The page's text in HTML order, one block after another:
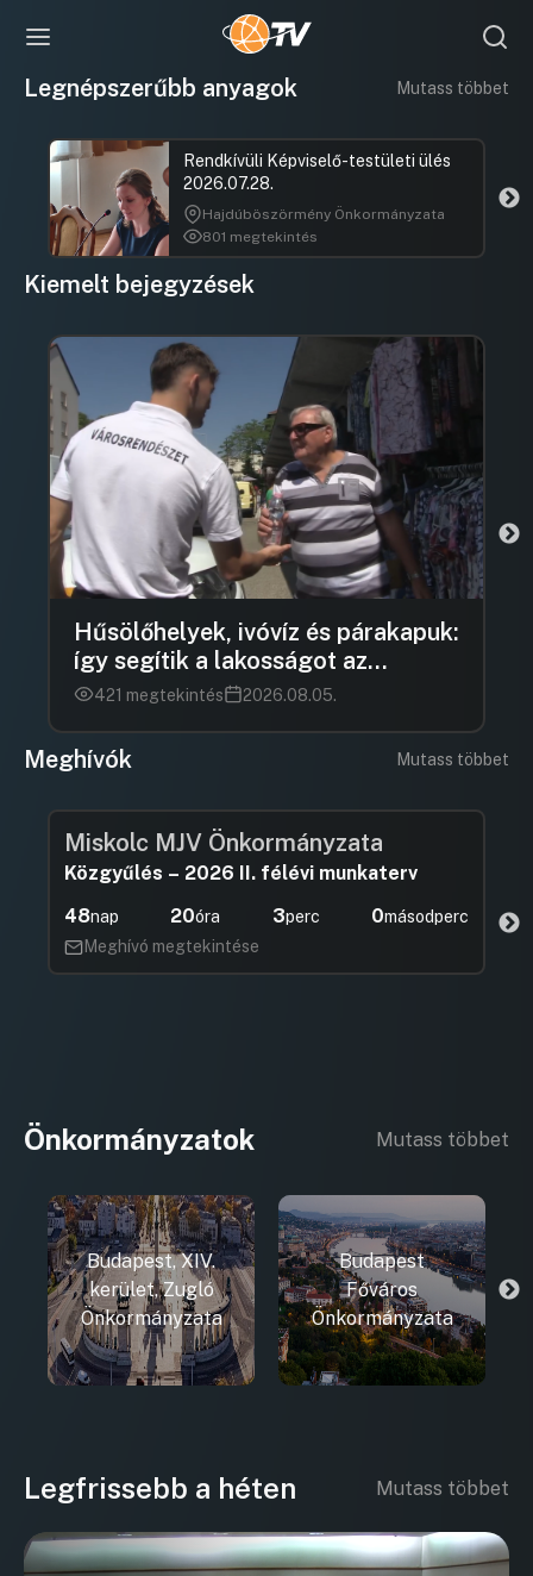
Legnépszerűbb anyagok Mutass többet
Rendkívüli Képviselő-testületi ülés
2026.07.28.
Hajdúböszörmény Önkormányzata
801 megtekintés
Kiemelt bejegyzések
Hűsölőhelyek, ivóvíz és párakapuk:
így segítik a lakosságot az
önkormányzatok a kánikulában
421 megtekintés 2026.08.05.
Meghívók Mutass többet
Miskolc MJV Önkormányzata
Közgyűlés – 2026 II. félévi munkaterv
48nap 20óra 2perc 59másodperc
Meghívó megtekintése
Önkormányzatok Mutass többet
Budapest, XIV.
kerület, Zugló
Önkormányzata
Budapest
Főváros
Önkormányzata
Legfrissebb a héten Mutass többet